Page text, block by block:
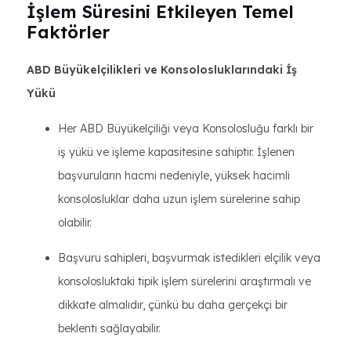
İşlem Süresini Etkileyen Temel
Faktörler
ABD Büyükelçilikleri ve Konsolosluklarındaki İş
Yükü
Her ABD Büyükelçiliği veya Konsolosluğu farklı bir
iş yükü ve işleme kapasitesine sahiptir. İşlenen
başvuruların hacmi nedeniyle, yüksek hacimli
konsolosluklar daha uzun işlem sürelerine sahip
olabilir.
Başvuru sahipleri, başvurmak istedikleri elçilik veya
konsolosluktaki tipik işlem sürelerini araştırmalı ve
dikkate almalıdır, çünkü bu daha gerçekçi bir
beklenti sağlayabilir.